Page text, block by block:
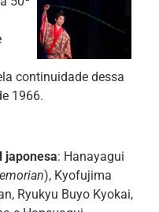
continuidade dessa
1966.
japonesa: Hanayagui
), Kyofujima
Ryukyu Buyo Kyokai,